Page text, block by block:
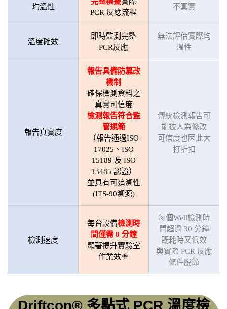
均溫性
PCR 反應流程
不真實
溫度確效
即時監測完整
PCR反應
無法評估實際均
溫性
報告真實度
報告具備防篡改
機制
確保檢測資料之
真實可信度
檢測報告符合監
管規範
（報告通過ISO
17025、ISO
15189 及 ISO
13485 認證）
並具有可追溯性
(ITS-90溯源)
傳統檢測報告可
能被人為修改
可信度也因此大
打折扣
檢測速度
每台設備檢測時
間僅需 8 分鐘
顯著提升實驗室
作業效率
每個Well檢測時
間超過 30 分鐘
既耗時又低效
與實際 PCR 反應
條件脫節
Driftcon® 多點式 PCR 溫度檢